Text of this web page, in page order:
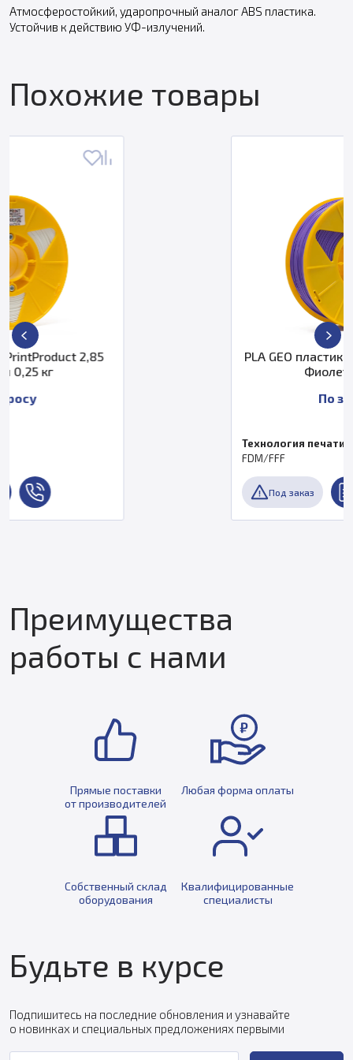
Атмосферостойкий, ударопрочный аналог ABS пластика.
Устойчив к действию УФ-излучений.
Похожие товары
PLA GEO пластик PrintProduct
Фиолетовый 1 кг
Технология печати
Преимущества
работы с нами
Прямые поставки
от производителей
Любая форма оплаты
Собственный склад
оборудования
Квалифицированные
специалисты
Будьте в курсе
Подпишитесь на последние обновления и узнавайте
о новинках и специальных предложениях первыми